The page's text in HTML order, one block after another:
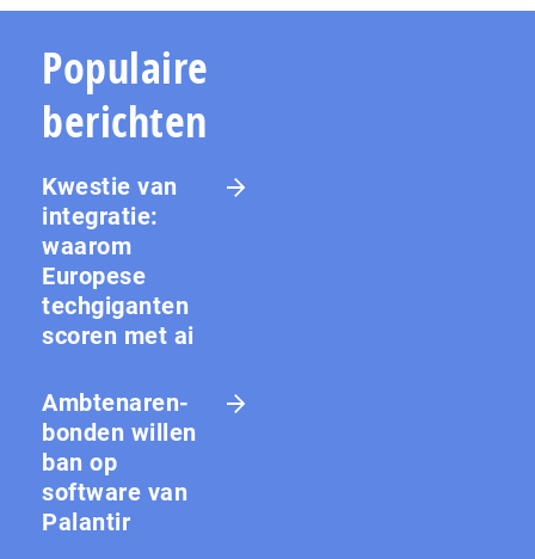
Populaire
berichten
Kwestie van
integratie:
waarom
Europese
techgiganten
scoren met ai
Amb­te­na­ren­
bon­den willen
ban op
software van
Palantir